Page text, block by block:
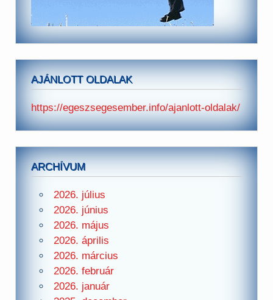
AJÁNLOTT OLDALAK
https://egeszsegesember.info/ajanlott-oldalak/
ARCHÍVUM
2026. július
2026. június
2026. május
2026. április
2026. március
2026. február
2026. január